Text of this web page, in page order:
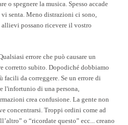
o spegnere la musica. Spesso accade
senta. Meno distrazioni ci sono,
possano ricevere il vostro
errore che può causare un
corretto subito. Dopodiché dobbiamo
da correggere. Se un errore di
l'infortunio di una persona,
crea confusione. La gente non
concentrarsi. Troppi ordini come ad
o “ricordate questo” ecc... creano